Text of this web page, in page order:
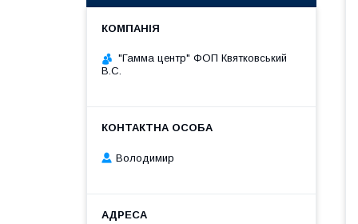
"Гамма центр" ФОП Квятковський
В.С.
Володимир